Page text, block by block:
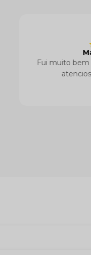
Fui muito bem